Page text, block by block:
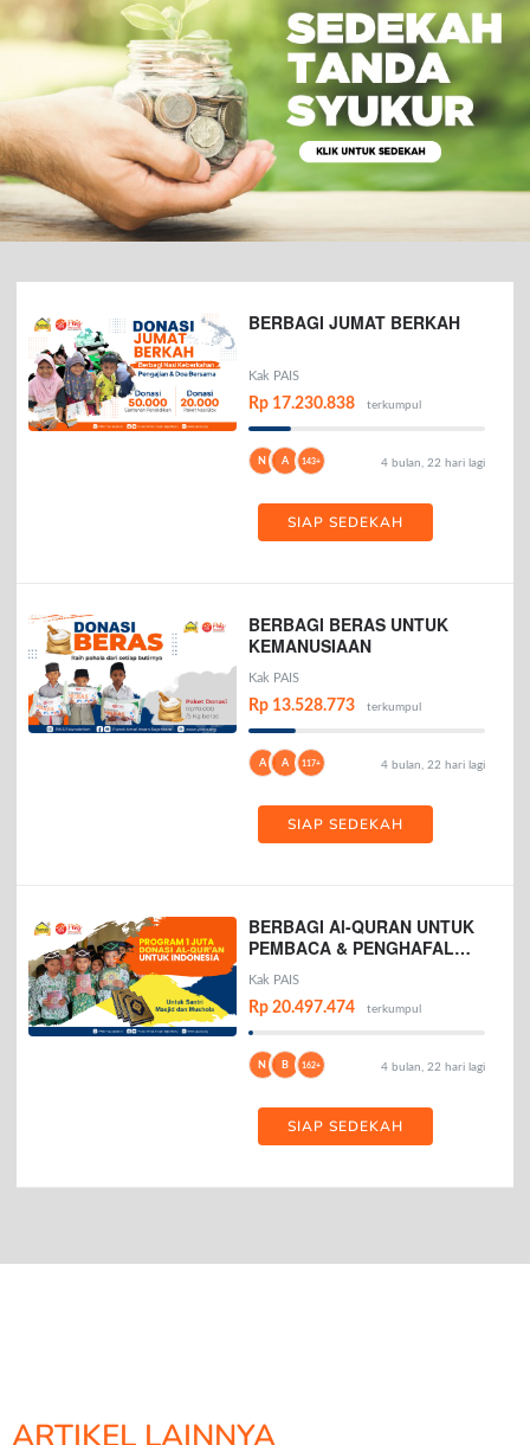
BERBAGI JUMAT BERKAH
Kak PAIS
Rp 17.230.838 terkumpul
N A 143+ 4 bulan, 22 hari lagi
SIAP SEDEKAH
BERBAGI BERAS UNTUK
KEMANUSIAAN
Kak PAIS
Rp 13.528.773 terkumpul
A A 117+ 4 bulan, 22 hari lagi
SIAP SEDEKAH
BERBAGI Al-QURAN UNTUK
PEMBACA & PENGHAFAL
AL-QURAN
Kak PAIS
Rp 20.497.474 terkumpul
N B 162+ 4 bulan, 22 hari lagi
SIAP SEDEKAH
ARTIKEL LAINNYA